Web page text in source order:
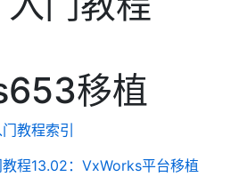
移植
教程索引
程13.02：VxWorks平台移植